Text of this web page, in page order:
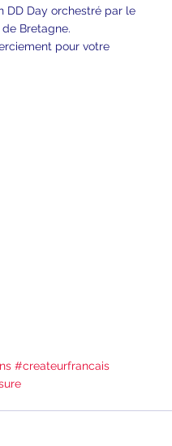
DD Day orchestré par le
Bretagne.
pour votre
#createurfrancais